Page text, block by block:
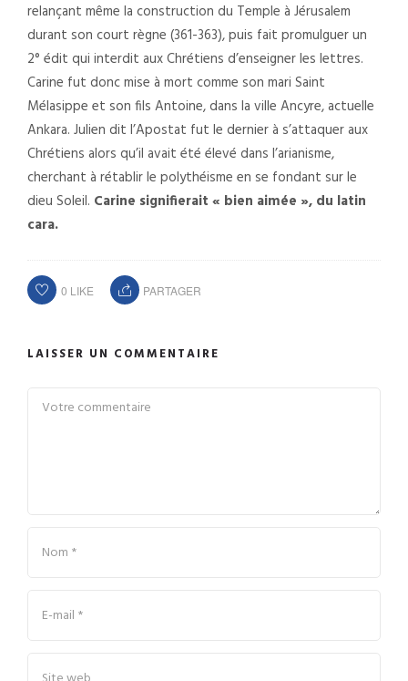
relançant même la construction du Temple à Jérusalem
durant son court règne (361-363), puis fait promulguer un
2° édit qui interdit aux Chrétiens d’enseigner les lettres.
Carine fut donc mise à mort comme son mari Saint
Mélasippe et son fils Antoine, dans la ville Ancyre, actuelle
Ankara. Julien dit l’Apostat fut le dernier à s’attaquer aux
Chrétiens alors qu’il avait été élevé dans l’arianisme,
cherchant à rétablir le polythéisme en se fondant sur le
dieu Soleil. Carine signifierait « bien aimée », du latin
cara.
0 LIKE PARTAGER
LAISSER UN COMMENTAIRE